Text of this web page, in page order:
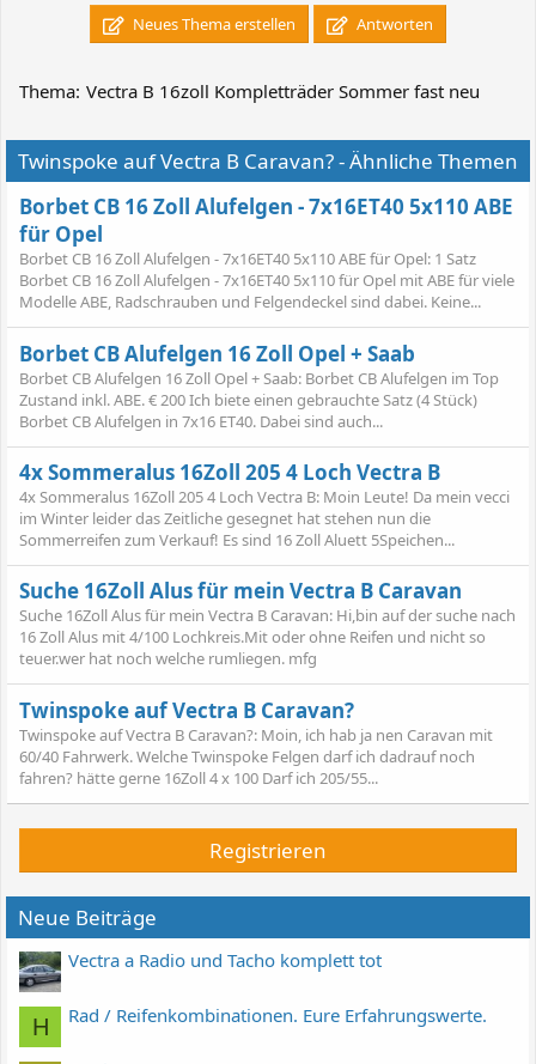
Neues Thema erstellen Antworten
Thema: Vectra B 16zoll Kompletträder Sommer fast neu
Twinspoke auf Vectra B Caravan? - Ähnliche Themen
Borbet CB 16 Zoll Alufelgen - 7x16ET40 5x110 ABE
für Opel
Borbet CB 16 Zoll Alufelgen - 7x16ET40 5x110 ABE für Opel: 1 Satz
Borbet CB 16 Zoll Alufelgen - 7x16ET40 5x110 für Opel mit ABE für viele
Modelle ABE, Radschrauben und Felgendeckel sind dabei. Keine...
Borbet CB Alufelgen 16 Zoll Opel + Saab
Borbet CB Alufelgen 16 Zoll Opel + Saab: Borbet CB Alufelgen im Top
Zustand inkl. ABE. € 200 Ich biete einen gebrauchte Satz (4 Stück)
Borbet CB Alufelgen in 7x16 ET40. Dabei sind auch...
4x Sommeralus 16Zoll 205 4 Loch Vectra B
4x Sommeralus 16Zoll 205 4 Loch Vectra B: Moin Leute! Da mein vecci
im Winter leider das Zeitliche gesegnet hat stehen nun die
Sommerreifen zum Verkauf! Es sind 16 Zoll Aluett 5Speichen...
Suche 16Zoll Alus für mein Vectra B Caravan
Suche 16Zoll Alus für mein Vectra B Caravan: Hi,bin auf der suche nach
16 Zoll Alus mit 4/100 Lochkreis.Mit oder ohne Reifen und nicht so
teuer.wer hat noch welche rumliegen. mfg
Twinspoke auf Vectra B Caravan?
Twinspoke auf Vectra B Caravan?: Moin, ich hab ja nen Caravan mit
60/40 Fahrwerk. Welche Twinspoke Felgen darf ich dadrauf noch
fahren? hätte gerne 16Zoll 4 x 100 Darf ich 205/55...
Registrieren
Neue Beiträge
Vectra a Radio und Tacho komplett tot
H Rad / Reifenkombinationen. Eure Erfahrungswerte.